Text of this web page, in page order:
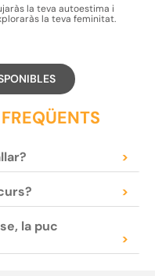
la teva autoestima i
la teva feminitat.
>
>
la puc
>